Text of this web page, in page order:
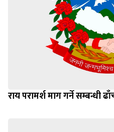
राय परामर्श माग गर्ने सम्बन्धी